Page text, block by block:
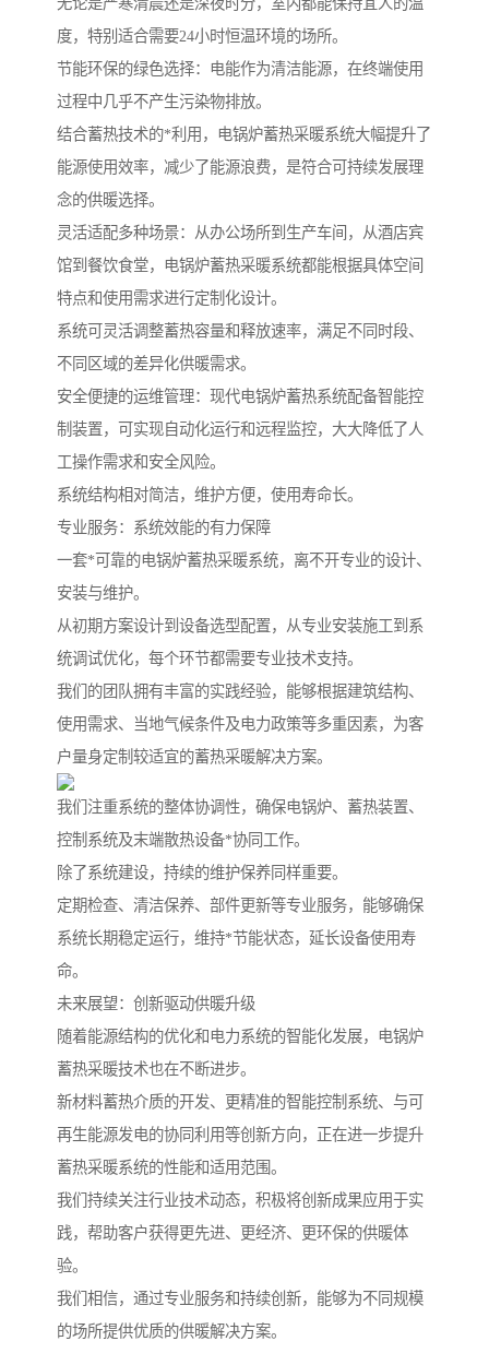
无论是严寒清晨还是深夜时分，室内都能保持宜人的温
度，特别适合需要24小时恒温环境的场所。
节能环保的绿色选择：电能作为清洁能源，在终端使用
过程中几乎不产生污染物排放。
结合蓄热技术的*利用，电锅炉蓄热采暖系统大幅提升了
能源使用效率，减少了能源浪费，是符合可持续发展理
念的供暖选择。
灵活适配多种场景：从办公场所到生产车间，从酒店宾
馆到餐饮食堂，电锅炉蓄热采暖系统都能根据具体空间
特点和使用需求进行定制化设计。
系统可灵活调整蓄热容量和释放速率，满足不同时段、
不同区域的差异化供暖需求。
安全便捷的运维管理：现代电锅炉蓄热系统配备智能控
制装置，可实现自动化运行和远程监控，大大降低了人
工操作需求和安全风险。
系统结构相对简洁，维护方便，使用寿命长。
专业服务：系统效能的有力保障
一套*可靠的电锅炉蓄热采暖系统，离不开专业的设计、
安装与维护。
从初期方案设计到设备选型配置，从专业安装施工到系
统调试优化，每个环节都需要专业技术支持。
我们的团队拥有丰富的实践经验，能够根据建筑结构、
使用需求、当地气候条件及电力政策等多重因素，为客
户量身定制较适宜的蓄热采暖解决方案。
我们注重系统的整体协调性，确保电锅炉、蓄热装置、
控制系统及末端散热设备*协同工作。
除了系统建设，持续的维护保养同样重要。
定期检查、清洁保养、部件更新等专业服务，能够确保
系统长期稳定运行，维持*节能状态，延长设备使用寿
命。
未来展望：创新驱动供暖升级
随着能源结构的优化和电力系统的智能化发展，电锅炉
蓄热采暖技术也在不断进步。
新材料蓄热介质的开发、更精准的智能控制系统、与可
再生能源发电的协同利用等创新方向，正在进一步提升
蓄热采暖系统的性能和适用范围。
我们持续关注行业技术动态，积极将创新成果应用于实
践，帮助客户获得更先进、更经济、更环保的供暖体
验。
我们相信，通过专业服务和持续创新，能够为不同规模
的场所提供优质的供暖解决方案。